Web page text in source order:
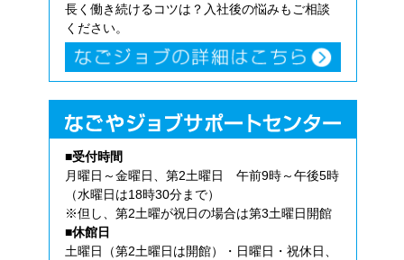
長く働き続けるコツは？入社後の悩みもご相談
ください。
■受付時間
月曜日～金曜日、第2土曜日 午前9時～午後5時
（水曜日は18時30分まで）
※但し、第2土曜が祝日の場合は第3土曜日開館
■休館日
土曜日（第2土曜日は開館）・日曜日・祝休日、